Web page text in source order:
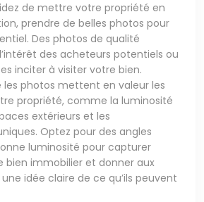
de mettre votre propriété en
prendre de belles photos pour
Des photos de qualité
des acheteurs potentiels ou
inciter à visiter votre bien.
les photos mettent en valeur les
propriété, comme la luminosité
extérieurs et les
Optez pour des angles
luminosité pour capturer
bien immobilier et donner aux
idée claire de ce qu’ils peuvent